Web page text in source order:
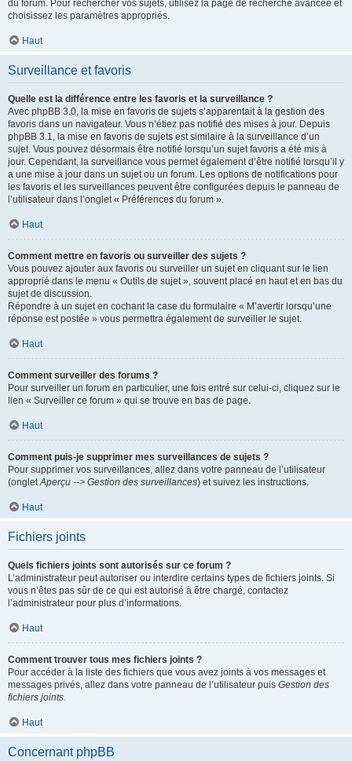
du forum. Pour rechercher vos sujets, utilisez la page de recherche avancée et
choisissez les paramètres appropriés.
Haut
Surveillance et favoris
Quelle est la différence entre les favoris et la surveillance ?
Avec phpBB 3.0, la mise en favoris de sujets s’apparentait à la gestion des
favoris dans un navigateur. Vous n’étiez pas notifié des mises à jour. Depuis
phpBB 3.1, la mise en favoris de sujets est similaire à la surveillance d’un
sujet. Vous pouvez désormais être notifié lorsqu’un sujet favoris a été mis à
jour. Cependant, la surveillance vous permet également d’être notifié lorsqu’il y
a une mise à jour dans un sujet ou un forum. Les options de notifications pour
les favoris et les surveillances peuvent être configurées depuis le panneau de
l’utilisateur dans l’onglet « Préférences du forum ».
Haut
Comment mettre en favoris ou surveiller des sujets ?
Vous pouvez ajouter aux favoris ou surveiller un sujet en cliquant sur le lien
approprié dans le menu « Outils de sujet », souvent placé en haut et en bas du
sujet de discussion.
Répondre à un sujet en cochant la case du formulaire « M’avertir lorsqu’une
réponse est postée » vous permettra également de surveiller le sujet.
Haut
Comment surveiller des forums ?
Pour surveiller un forum en particulier, une fois entré sur celui-ci, cliquez sur le
lien « Surveiller ce forum » qui se trouve en bas de page.
Haut
Comment puis-je supprimer mes surveillances de sujets ?
Pour supprimer vos surveillances, allez dans votre panneau de l’utilisateur
(ongletAperçu --> Gestion des surveillances) et suivez les instructions.
Haut
Fichiers joints
Quels fichiers joints sont autorisés sur ce forum ?
L’administrateur peut autoriser ou interdire certains types de fichiers joints. Si
vous n’êtes pas sûr de ce qui est autorisé à être chargé, contactez
l’administrateur pour plus d’informations.
Haut
Comment trouver tous mes fichiers joints ?
Pour accéder à la liste des fichiers que vous avez joints à vos messages et
messages privés, allez dans votre panneau de l’utilisateur puis Gestion des
fichiers joints.
Haut
Concernant phpBB